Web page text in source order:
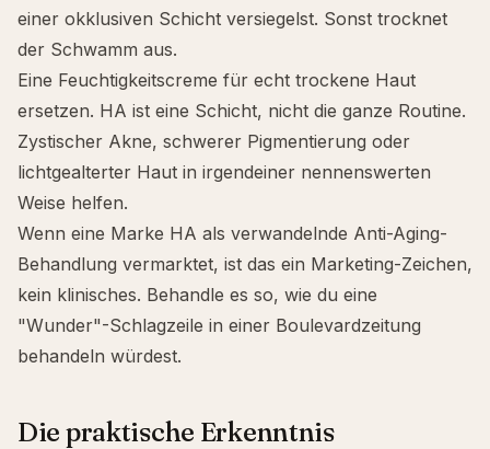
einer okklusiven Schicht versiegelst. Sonst trocknet
der Schwamm aus.
Eine Feuchtigkeitscreme für echt trockene Haut
ersetzen. HA ist eine Schicht, nicht die ganze Routine.
Zystischer Akne, schwerer Pigmentierung oder
lichtgealterter Haut in irgendeiner nennenswerten
Weise helfen.
Wenn eine Marke HA als verwandelnde Anti-Aging-
Behandlung vermarktet, ist das ein Marketing-Zeichen,
kein klinisches. Behandle es so, wie du eine
"Wunder"-Schlagzeile in einer Boulevardzeitung
behandeln würdest.
Die praktische Erkenntnis